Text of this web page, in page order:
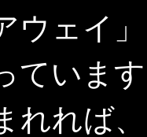
ウェイ
ていま
れれば